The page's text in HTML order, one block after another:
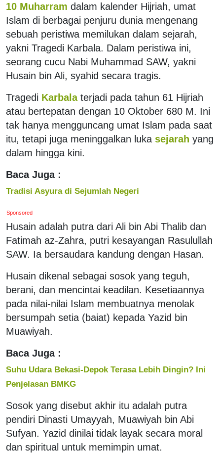
10 Muharram dalam kalender Hijriah, umat
Islam di berbagai penjuru dunia mengenang
sebuah peristiwa memilukan dalam sejarah,
yakni Tragedi Karbala. Dalam peristiwa ini,
seorang cucu Nabi Muhammad SAW, yakni
Husain bin Ali, syahid secara tragis.
Tragedi Karbala terjadi pada tahun 61 Hijriah
atau bertepatan dengan 10 Oktober 680 M. Ini
tak hanya mengguncang umat Islam pada saat
itu, tetapi juga meninggalkan luka sejarah yang
dalam hingga kini.
Baca Juga :
Tradisi Asyura di Sejumlah Negeri
Sponsored
Husain adalah putra dari Ali bin Abi Thalib dan
Fatimah az-Zahra, putri kesayangan Rasulullah
SAW. Ia bersaudara kandung dengan Hasan.
Husain dikenal sebagai sosok yang teguh,
berani, dan mencintai keadilan. Kesetiaannya
pada nilai-nilai Islam membuatnya menolak
bersumpah setia (baiat) kepada Yazid bin
Muawiyah.
Baca Juga :
Suhu Udara Bekasi-Depok Terasa Lebih Dingin? Ini
Penjelasan BMKG
Sosok yang disebut akhir itu adalah putra
pendiri Dinasti Umayyah, Muawiyah bin Abi
Sufyan. Yazid dinilai tidak layak secara moral
dan spiritual untuk memimpin umat.